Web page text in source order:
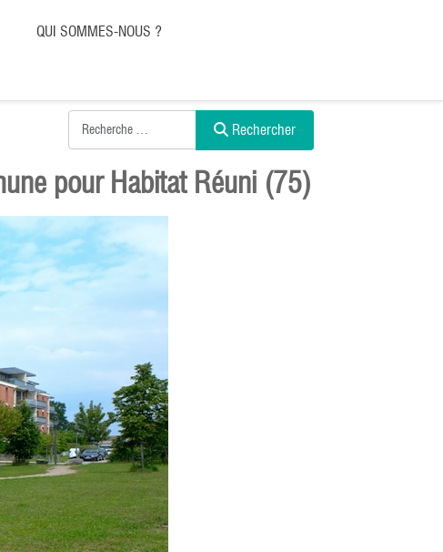
QUI SOMMES-NOUS ?
Rechercher
pour Habitat Réuni (75)